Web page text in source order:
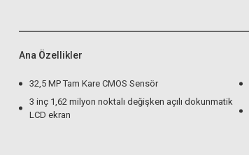
Ana Özellikler
32,5 MP Tam Kare CMOS Sensör
3 inç 1,62 milyon noktalı değişken açılı dokunmatik
LCD ekran